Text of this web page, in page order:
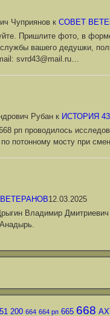
Чуприянов к СОВЕТ
Пришлите фото, в
вашего дедушки,
svrd43@mail.ru…
Рубан к ИСТОРИЯ
рп проводилось
потонному мосту при
12.03.2025
Владимир
51 200 664 664 рп 665 668